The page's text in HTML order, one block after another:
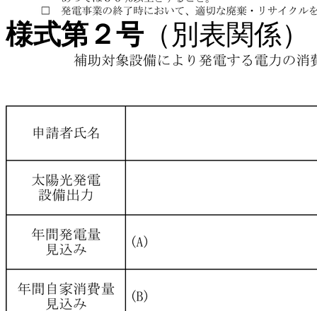
様式第２号（別表関係）